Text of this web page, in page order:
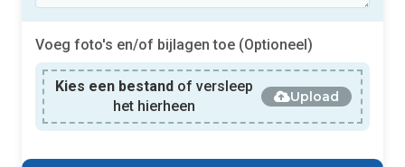
Voeg foto's en/of bijlagen toe (Optioneel)
Kies een bestand of versleep
het hierheen
Upload